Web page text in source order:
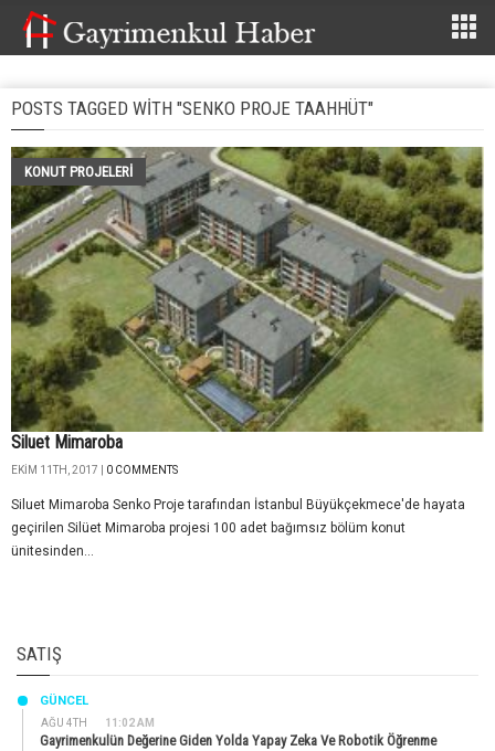
POSTS TAGGED WITH "SENKO PROJE TAAHHÜT"
KONUT PROJELERI
Siluet Mimaroba
EKIM 11TH, 2017 | 0 COMMENTS
Siluet Mimaroba Senko Proje tarafından İstanbul Büyükçekmece'de hayata
geçirilen Silüet Mimaroba projesi 100 adet bağımsız bölüm konut
ünitesinden...
SATIŞ
AĞU 4TH 11:02 AM
GÜNCEL
Gayrimenkulün Değerine Giden Yolda Yapay Zeka Ve Robotik Öğrenme